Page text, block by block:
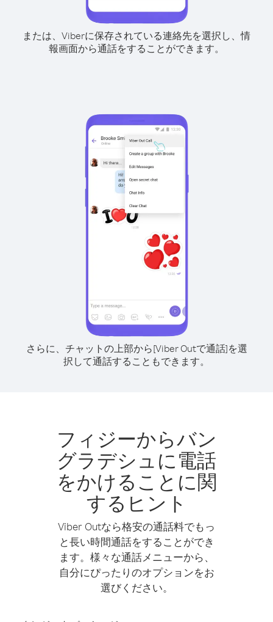
または、Viberに保存されている連絡先を選択し、情
報画面から通話をすることができます。
さらに、チャットの上部から[Viber Outで通話]を選
択して通話することもできます。
フィジーからバン
グラデシュに電話
をかけることに関
するヒント
Viber Outなら格安の通話料でもっ
と長い時間通話をすることができ
ます。様々な通話メニューから、
自分にぴったりのオプションをお
選びください。